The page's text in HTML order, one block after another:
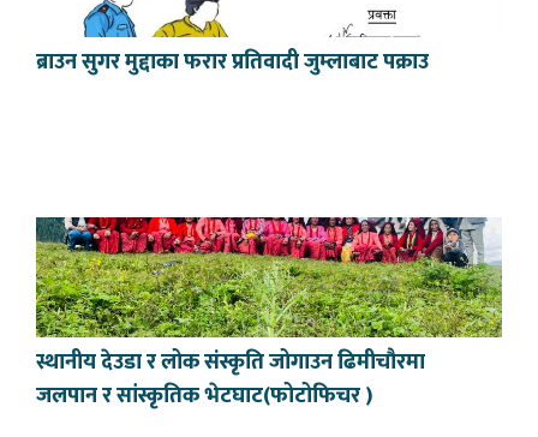
ब्राउन सुगर मुद्दाका फरार प्रतिवादी जुम्लाबाट पक्राउ
स्थानीय देउडा र लोक संस्कृति जोगाउन ढिमीचौरमा
जलपान र सांस्कृतिक भेटघाट(फोटोफिचर )